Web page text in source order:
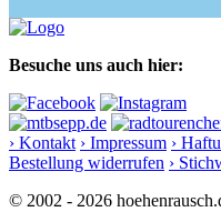
Besuche uns auch hier:
› Kontakt › Impressum ›
Bestellung widerrufen ›
© 2002 - 2026